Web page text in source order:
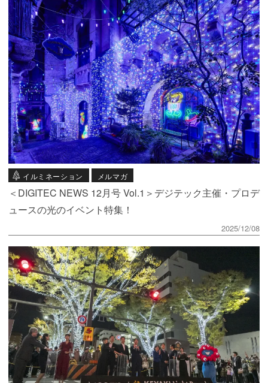
イルミネーション メルマガ
＜DIGITEC NEWS 12月号 Vol.1＞デジテック主催・プロデ
ュースの光のイベント特集！
2025/12/08